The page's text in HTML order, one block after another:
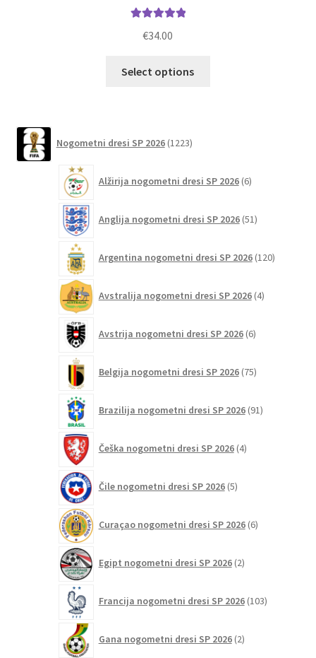
€34.00
Select options
izberete
strani
Nogometni dresi SP 2026 1223izdelkov
Alžirija nogometni dresi SP 2026 6izdelkov
Anglija nogometni dresi SP 2026 51izdelkov
Argentina nogometni dresi SP 2026 120izdelkov
Avstralija nogometni dresi SP 2026 4izdelki
Avstrija nogometni dresi SP 2026 6izdelkov
Belgija nogometni dresi SP 2026 75izdelkov
Brazilija nogometni dresi SP 2026 91izdelkov
Češka nogometni dresi SP 2026 4izdelki
Čile nogometni dresi SP 2026 5izdelkov
Curaçao nogometni dresi SP 2026 6izdelkov
Egipt nogometni dresi SP 2026 2izdelka
Francija nogometni dresi SP 2026 103izdelki
Gana nogometni dresi SP 2026 2izdelka